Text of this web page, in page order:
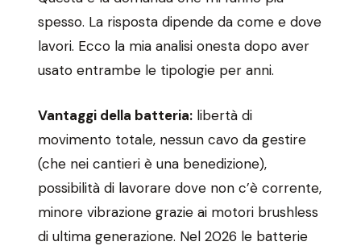
spesso. La risposta dipende da come e dove
lavori. Ecco la mia analisi onesta dopo aver
usato entrambe le tipologie per anni.
Vantaggi della batteria: libertà di
movimento totale, nessun cavo da gestire
(che nei cantieri è una benedizione),
possibilità di lavorare dove non c’è corrente,
minore vibrazione grazie ai motori brushless
di ultima generazione. Nel 2026 le batterie